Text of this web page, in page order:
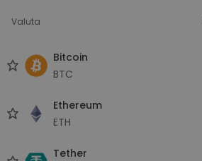
Valuta
Bitcoin
BTC
Ethereum
ETH
Tether